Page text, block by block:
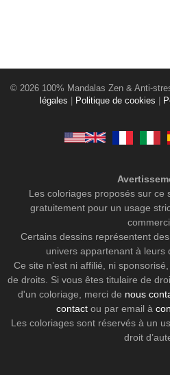
© 2026 100% Mandalas Zen & Anti-
légales
Politique de cookies
Les coloriages proposés sur ce
gratuitement pour un usage
Certains dessins représentent
univers appartenant à leurs
Ce site n’est ni affilié, ni
de droits. Si vous êtes titulaire de
d'un coloriage, merci de nous
contactou par email à
Les coloriages sont réservés à un
droit